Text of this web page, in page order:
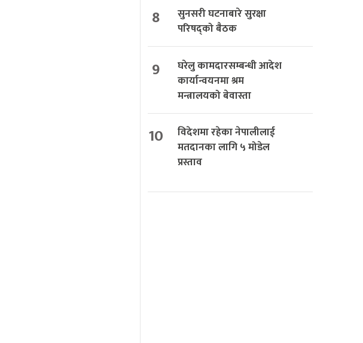
8
सुनसरी घटनाबारे सुरक्षा
परिषद्को बैठक
9
घरेलु कामदारसम्बन्धी आदेश
कार्यान्वयनमा श्रम
मन्त्रालयको बेवास्ता
10
विदेशमा रहेका नेपालीलाई
मतदानका लागि ५ मोडेल
प्रस्ताव